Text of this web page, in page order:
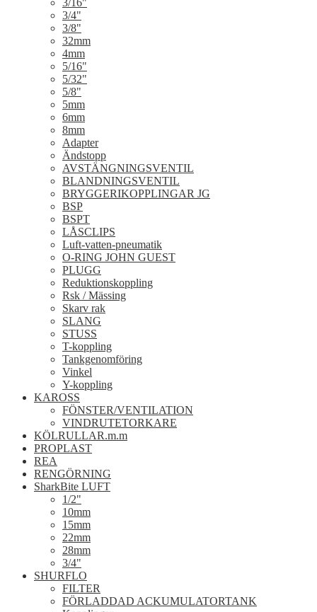
3/4"
3/8"
32mm
4mm
5/16"
5/32"
5/8"
5mm
6mm
8mm
Adapter
Ändstopp
AVSTÄNGNINGSVENTIL
BLANDNINGSVENTIL
BRYGGERIKOPPLINGAR JG
BSP
BSPT
LÅSCLIPS
Luft-vatten-pneumatik
O-RING JOHN GUEST
PLUGG
Reduktionskoppling
Rsk / Mässing
Skarv rak
SLANG
STUSS
T-koppling
Tankgenomföring
Vinkel
Y-koppling
KAROSS
FÖNSTER/VENTILATION
VINDRUTETORKARE
KÖLRULLAR.m.m
PROPLAST
REA
RENGÖRNING
SharkBite LUFT
1/2"
10mm
15mm
22mm
28mm
3/4"
SHURFLO
FILTER
FÖRLADDAD ACKUMULATORTANK